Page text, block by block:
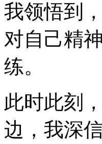
我领悟到
对自己精
练。
此时此刻
边，我深